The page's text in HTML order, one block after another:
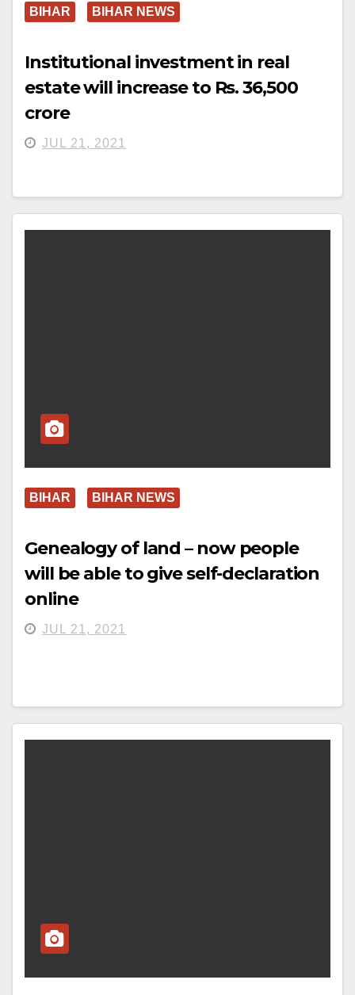
BIHAR BIHAR NEWS
Institutional investment in real
estate will increase to Rs. 36,500
crore
JUL 21, 2021
BIHAR BIHAR NEWS
Genealogy of land – now people
will be able to give self-declaration
online
JUL 21, 2021